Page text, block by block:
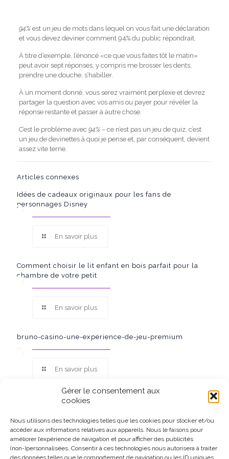
Gérer le consentement aux
cookies
Nous utilisons des technologies telles que les cookies pour stocker et/ou
accéder aux informations relatives aux appareils. Nous le faisons pour
améliorer l’expérience de navigation et pour afficher des publicités
(non-)personnalisées. Consentir à ces technologies nous autorisera à traiter
des données telles que le comportement de navigation ou les ID uniques
94%est un jeu de mots dans lequel on vous fait une déclaration
et vous devez deviner comment 94% du public répondrait.
À titre d’exemple, l’énoncé «ce que vous faites tôt le matin»
peut avoir sept réponses, y compris me brosser les dents,
prendre une douche, s’habiller.
À un moment donné, vous serez vraiment perplexe et devrez
partager la question avec vos amis ou payer pour révéler la
réponse restante et passer à autre chose.
C’est le problème avec 94%– ce n’est pas un jeu de quiz, c’est
un jeu de devinettes à quoi je pense et, par conséquent, devient
assez vite terne.
Articles connexes
Idées de cadeaux originaux pour les fans de
personnages Disney
En savoir plus
Comment choisir le lit enfant en bois parfait pour la
chambre de votre petit
En savoir plus
bruno-casino-une-experience-de-jeu-premium
En savoir plus
Ce site participe au Programme Partenaires d’Amazon EU, un
programme d’affiliation conçu pour permettre à des sites de
percevoir une rémunération grâce à la création de liens vers